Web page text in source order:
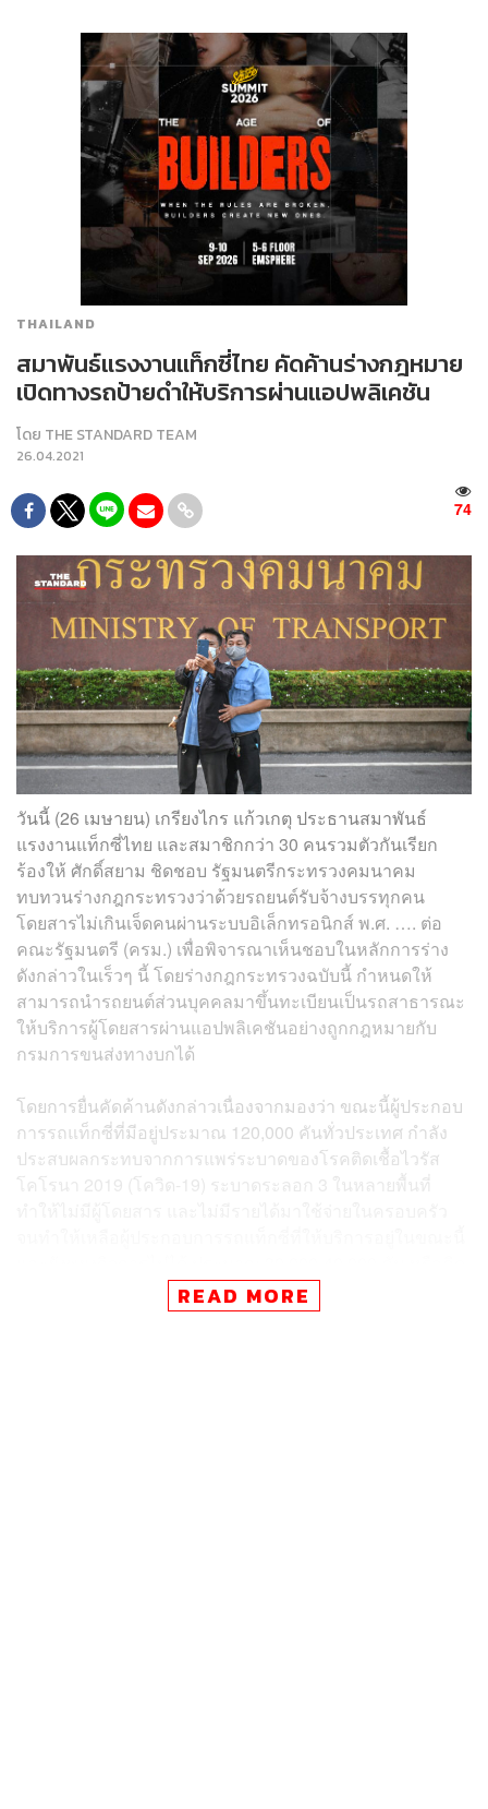
THAILAND
สมาพันธ์แรงงานแท็กซี่ไทย คัดค้านร่างกฎหมาย
เปิดทางรถป้ายดำให้บริการผ่านแอปพลิเคชัน
โดย THE STANDARD TEAM
26.04.2021
74
วันนี้ (26 เมษายน) เกรียงไกร​ แก้วเกตุ ประธานสมาพันธ์
แรงงานแท็กซี่ไทย และสมาชิกกว่า 30​ คนรวมตัวกันเรียก
ร้องให้ ศักดิ์สยาม ชิดชอบ รัฐมนตรีกระทรวงคมนาคม
ทบทวนร่างกฎกระทรวงว่าด้วยรถยนต์รับจ้างบรรทุกคน
โดยสารไม่เกินเจ็ดคนผ่านระบบอิเล็กทรอนิกส์ พ.ศ. …. ต่อ
คณะรัฐมนตรี (ครม.) เพื่อพิจารณาเห็นชอบในหลักการร่าง
ดังกล่าวในเร็วๆ นี้ โดยร่างกฎกระทรวงฉบับนี้ กำหนดให้
สามารถนำรถยนต์ส่วนบุคคลมาขึ้นทะเบียนเป็นรถสาธารณะ
ให้บริการผู้โดยสารผ่านแอปพลิเคชันอย่างถูกกฎหมายกับ
กรมการขนส่งทางบกได้
โดยการยื่นคัดค้านดังกล่าวเนื่องจากมองว่า ขณะนี้ผู้ประกอบ
การรถแท็กซี่ที่มีอยู่ประมาณ 120,000 คันทั่วประเทศ กำลัง
ประสบผลกระทบจากการแพร่ระบาดของโรคติดเชื้อไวรัส
โคโรนา 2019 (โควิด-19) ระบาดระลอก 3 ในหลายพื้นที่
เป็น 30% เท่านั้น ส่วนอีก 80,000-90,000 คัน หรือ 70% ได้
จอดรถแท็กซี่ไว้ แล้วไปหาอาชีพอื่นทำ เพื่อให้มีรายได้มา
READ MORE